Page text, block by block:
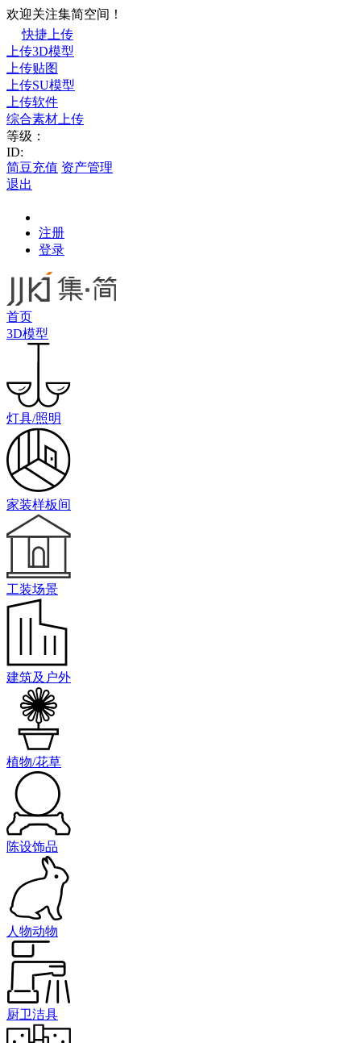
欢迎关注集简空间！
快捷上传
上传3D模型
上传贴图
上传SU模型
上传软件
综合素材上传
等级：
ID:
简豆充值 资产管理
退出
注册
登录
首页
3D模型
灯具/照明
家装样板间
工装场景
建筑及户外
植物/花草
陈设饰品
人物动物
厨卫洁具